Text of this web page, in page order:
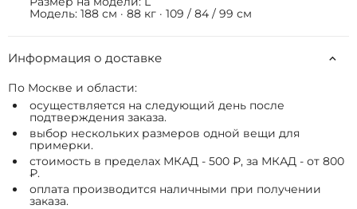
Модель: 188 см · 88 кг · 109 / 84 / 99 см
Информация о доставке
По Москве и области:
осуществляется на следующий день после
подтверждения заказа.
выбор нескольких размеров одной вещи для
примерки.
стоимость в пределах МКАД - 500 ₽, за МКАД - от 800
₽.
оплата производится наличными при получении
заказа.